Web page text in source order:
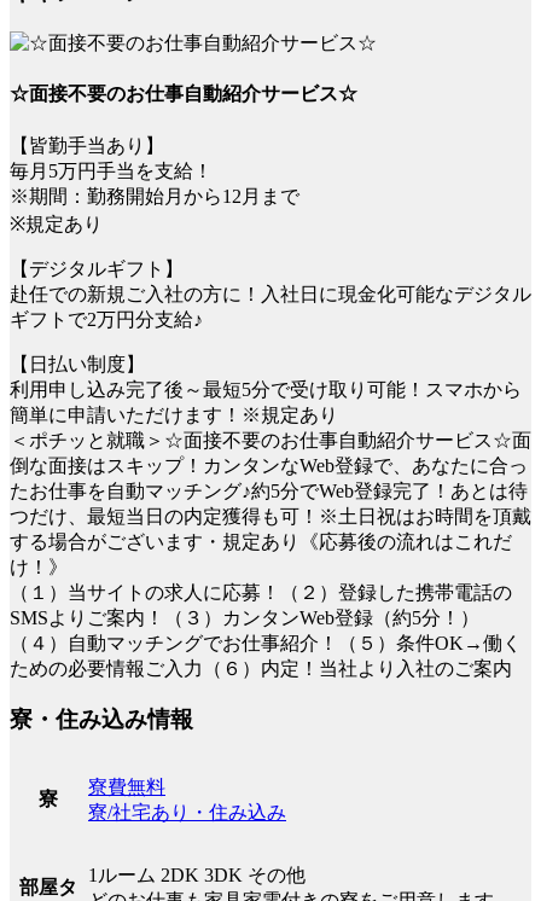
☆面接不要のお仕事自動紹介サービス☆
【皆勤手当あり】
毎月5万円手当を支給！
※期間：勤務開始月から12月まで
※規定あり
【デジタルギフト】
赴任での新規ご入社の方に！入社日に現金化可能なデジタル
ギフトで2万円分支給♪
【日払い制度】
利用申し込み完了後～最短5分で受け取り可能！スマホから
簡単に申請いただけます！※規定あり
＜ポチッと就職＞☆面接不要のお仕事自動紹介サービス☆面
倒な面接はスキップ！カンタンなWeb登録で、あなたに合っ
たお仕事を自動マッチング♪約5分でWeb登録完了！あとは待
つだけ、最短当日の内定獲得も可！※土日祝はお時間を頂戴
する場合がございます・規定あり《応募後の流れはこれだ
け！》
（１）当サイトの求人に応募！（２）登録した携帯電話の
SMSよりご案内！（３）カンタンWeb登録（約5分！）
（４）自動マッチングでお仕事紹介！（５）条件OK→働く
ための必要情報ご入力（６）内定！当社より入社のご案内
寮・住み込み情報
寮
寮費無料
寮/社宅あり・住み込み
部屋タ
1ルーム 2DK 3DK その他